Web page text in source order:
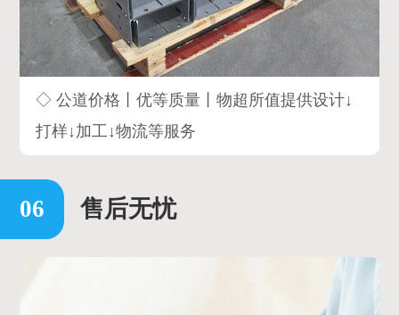
◇ 公道价格丨优等质量丨物超所值提供设计↓
打样↓加工↓物流等服务
售后无忧